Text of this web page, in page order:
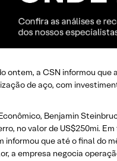
ontem, a CSN informou
de aço, com
Benjamin
no valor de US$250mi.
informou que até o final do
a empresa negocia